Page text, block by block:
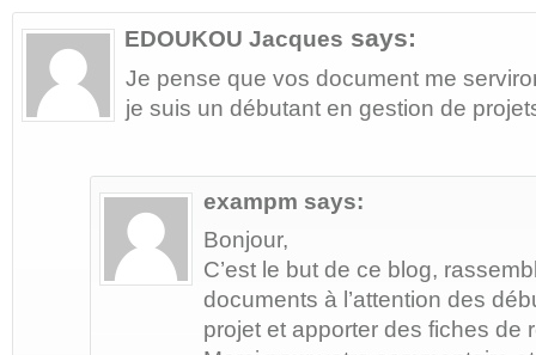
EDOUKOU Jacques says:
Je pense que vos document me
je suis un débutant en gestion de
exampm says:
Bonjour,
C’est le but de ce blog,
documents à l’attention des
projet et apporter des fiches de